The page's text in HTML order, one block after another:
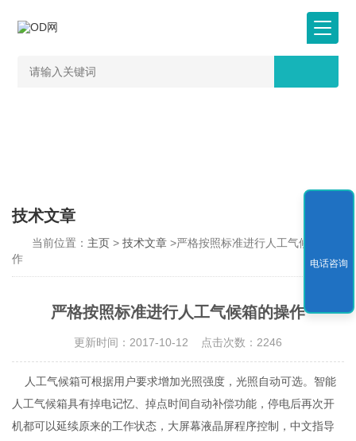
技术文章
当前位置： 主页 >技术文章 >严格按照标准进行人工气候箱的操
作
严格按照标准进行人工气候箱的操作
更新时间：2017-10-12 点击次数：2246
人工气候箱可根据用户要求增加光照强度，光照自动可选。智能
人工气候箱具有掉电记忆、掉点时间自动补偿功能，停电后再次开
机都可以延续原来的工作状态，大屏幕液晶屏程序控制，中文指导
电话咨询